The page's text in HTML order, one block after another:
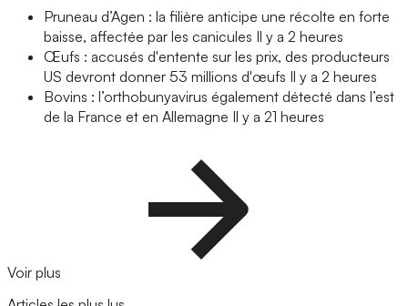
Pruneau d’Agen : la filière anticipe une récolte en forte
baisse, affectée par les canicules Il y a 2 heures
Œufs : accusés d'entente sur les prix, des producteurs
US devront donner 53 millions d'œufs Il y a 2 heures
Bovins : l’orthobunyavirus également détecté dans l’est
de la France et en Allemagne Il y a 21 heures
Voir plus